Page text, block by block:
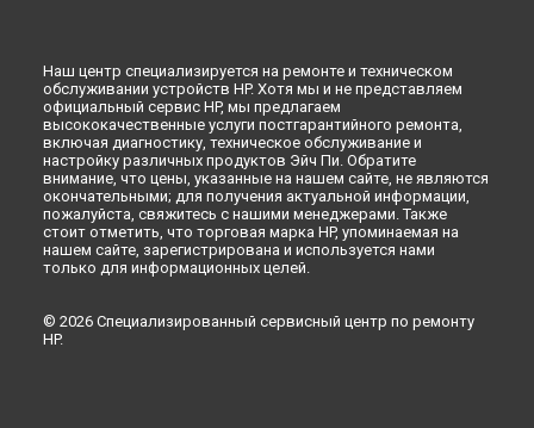
Наш центр специализируется на ремонте и техническом
обслуживании устройств HP. Хотя мы и не представляем
официальный сервис HP, мы предлагаем
высококачественные услуги постгарантийного ремонта,
включая диагностику, техническое обслуживание и
настройку различных продуктов Эйч Пи. Обратите
внимание, что цены, указанные на нашем сайте, не являются
окончательными; для получения актуальной информации,
пожалуйста, свяжитесь с нашими менеджерами. Также
стоит отметить, что торговая марка HP, упоминаемая на
нашем сайте, зарегистрирована и используется нами
только для информационных целей.
© 2026 Специализированный сервисный центр по ремонту
HP.